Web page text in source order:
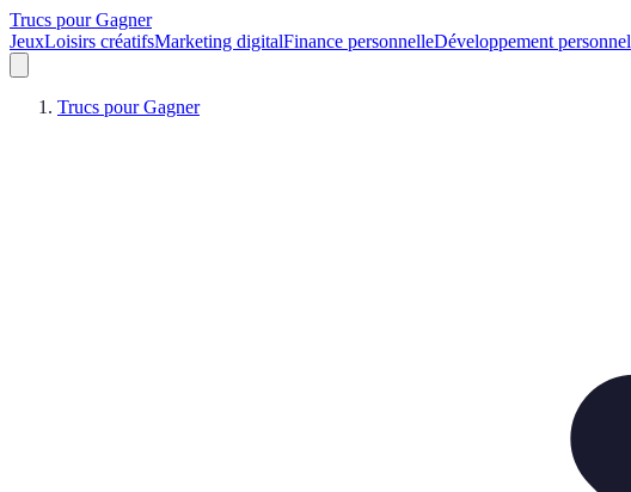
Trucs pour Gagner
JeuxLoisirs créatifsMarketing digitalFinance personnelleDéveloppement personnel
Trucs pour Gagner